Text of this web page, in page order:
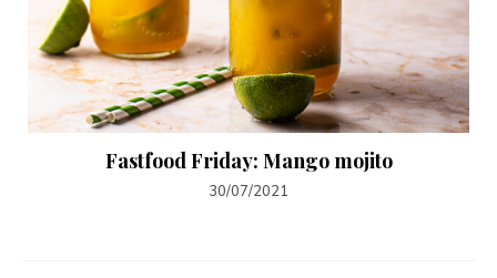
Fastfood Friday: Mango mojito
30/07/2021